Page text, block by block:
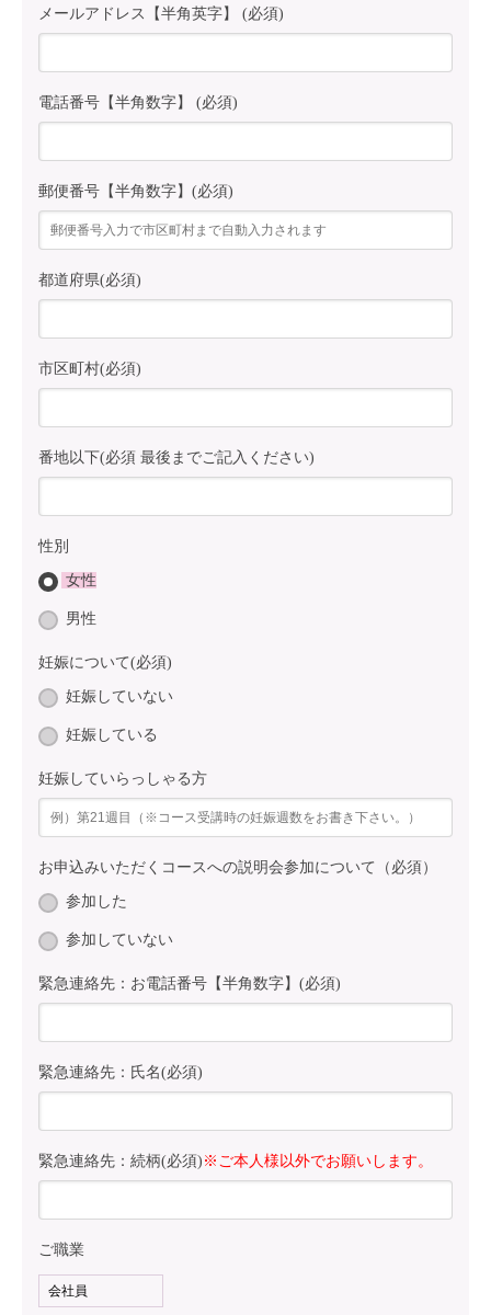
メールアドレス【半角英字】 (必須)
電話番号【半角数字】 (必須)
郵便番号【半角数字】(必須)
都道府県(必須)
市区町村(必須)
番地以下(必須 最後までご記入ください)
性別
女性
男性
妊娠について(必須)
妊娠していない
妊娠している
妊娠していらっしゃる方
お申込みいただくコースへの説明会参加について（必須）
参加した
参加していない
緊急連絡先：お電話番号【半角数字】(必須)
緊急連絡先：氏名(必須)
緊急連絡先：続柄(必須) ※ご本人様以外でお願いします。
ご職業